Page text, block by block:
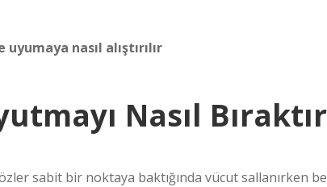
nasıl alıştırılır
Nasıl
sabit bir noktaya baktığında vücut sallanırken